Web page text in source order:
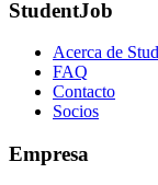
StudentJob
Acerca de
FAQ
Contacto
Socios
Empresa